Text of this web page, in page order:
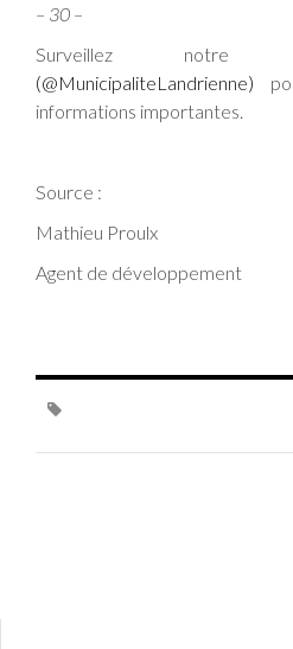
– 30 –
Surveillez
(@MunicipaliteLandrienne)
informations importantes.
Source :
Mathieu Proulx
Agent de développement